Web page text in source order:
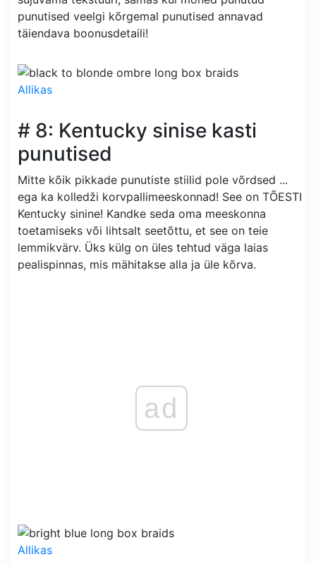
punutised veelgi kõrgemal punutised annavad
täiendava boonusdetaili!
Allikas
# 8: Kentucky sinise kasti
punutised
Mitte kõik pikkade punutiste stiilid pole võrdsed ...
ega ka kolledži korvpallimeeskonnad! See on TÕESTI
Kentucky sinine! Kandke seda oma meeskonna
toetamiseks või lihtsalt seetõttu, et see on teie
lemmikvärv. Üks külg on üles tehtud väga laias
pealispinnas, mis mähitakse alla ja üle kõrva.
ad
Allikas